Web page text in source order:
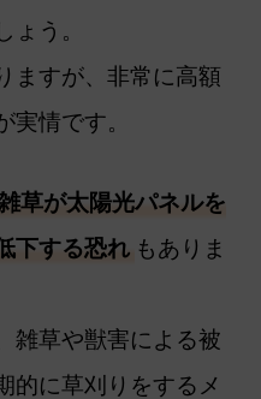
ょう。
ますが、非常に高額
実情です。
草が太陽光パネルを
下する恐れ もありま
雑草や獣害による被
的に草刈りをするメ